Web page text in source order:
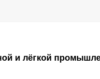
и лёгкой